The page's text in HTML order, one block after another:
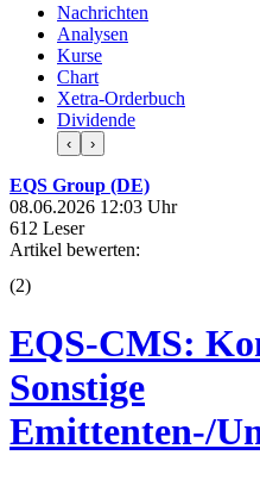
Nachrichten
Analysen
Kurse
Chart
Xetra-Orderbuch
Dividende
‹ ›
EQS Group (DE)
08.06.2026 12:03 Uhr
612 Leser
Artikel bewerten:
(2)
EQS-CMS:
Sonstige
Emittenten-/